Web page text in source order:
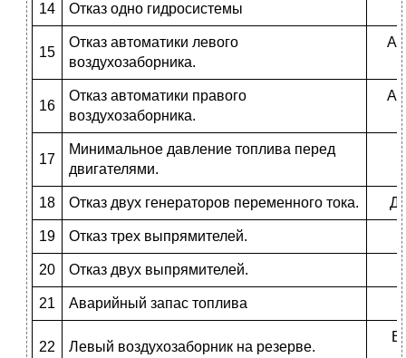
14 Отказ одно гидросистемы
15
Отказ автоматики левого
воздухозаборника.
16
Отказ автоматики правого
воздухозаборника.
17
Минимальное давление топлива перед
двигателями.
18 Отказ двух генераторов переменного тока.
19 Отказ трех выпрямителей.
20 Отказ двух выпрямителей.
21 Аварийный запас топлива
22 Левый воздухозаборник на резерве.